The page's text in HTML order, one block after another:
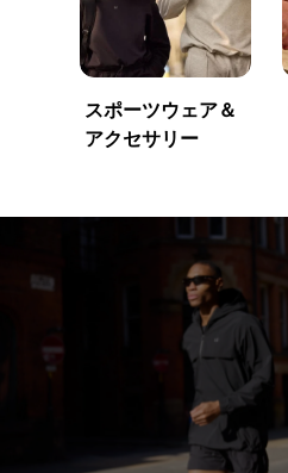
スポーツウェア＆
アクセサリー